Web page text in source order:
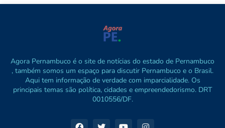
Agora Pernambuco é o site de notícias do estado de Pernambuco
, também somos um espaço para discutir Pernambuco e o Brasil.
Aqui tem informação de verdade com imparcialidade. Os
principais temas são política, cidades e empreendedorismo. DRT
0010556/DF.